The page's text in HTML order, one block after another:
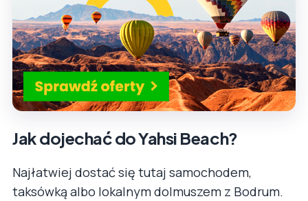
Jak dojechać do Yahsi Beach?
Najłatwiej dostać się tutaj samochodem,
taksówką albo lokalnym dolmuszem z Bodrum.